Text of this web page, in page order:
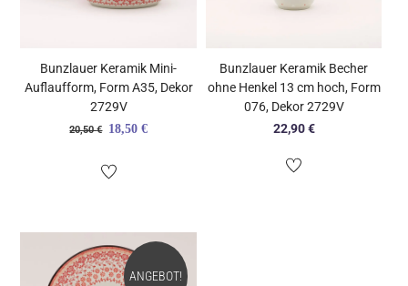
Bunzlauer Keramik Mini-
Auflaufform, Form A35, Dekor
2729V
20,50€ Ursprünglicher
war:
18,50 €Aktueller
Bunzlauer Keramik Becher
ohne Henkel 13 cm hoch, Form
076, Dekor 2729V
22,90€
ANGEBOT!